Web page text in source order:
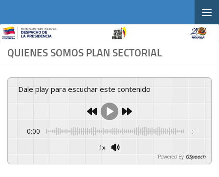
QUIENES SOMOS PLAN SECTORIAL
Dale play para escuchar este contenido
0:00 -:--
1x
Powered By GSpeech